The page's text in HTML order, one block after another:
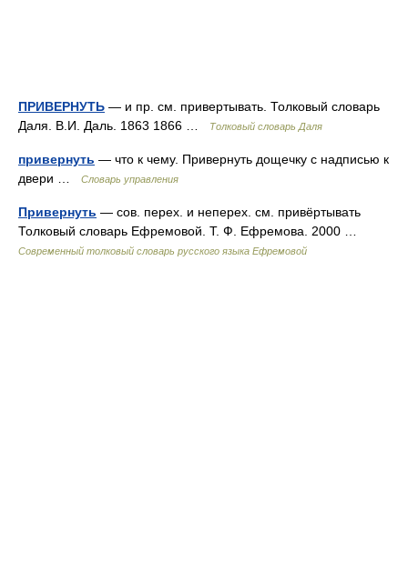
ПРИВЕРНУТЬ — и пр. см. привертывать. Толковый словарь
Даля. В.И. Даль. 1863 1866 …
Толковый словарь Даля
привернуть — что к чему. Привернуть дощечку с надписью к
двери …
Словарь управления
Привернуть — сов. перех. и неперех. см. привёртывать
Толковый словарь Ефремовой. Т. Ф. Ефремова. 2000 …
Современный толковый словарь русского языка Ефремовой